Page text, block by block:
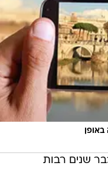
שנים רבות